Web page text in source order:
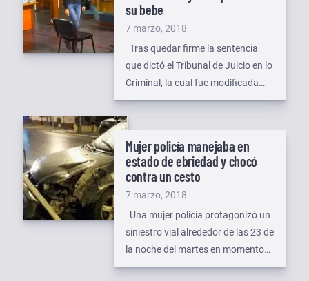
barrio Intevu XIV de la ciudad de
[…]
su bebe
Publicado
el
7 marzo, 2018
Tras quedar firme la sentencia
que dictó el Tribunal de Juicio en lo
Criminal, la cual fue modificada
por el Superior Tribunal de Justicia,
en una instancia de casación; el
del Juzgado de Ejecución de
Sentencia, procedió a conformar el
establecida en […]
Mujer policía manejaba en
estado de ebriedad y chocó
contra un cesto
Publicado
el
7 marzo, 2018
Una mujer policía protagonizó un
siniestro vial alrededor de las 23 de
la noche del martes en momentos
que se desplazaba al mano de su